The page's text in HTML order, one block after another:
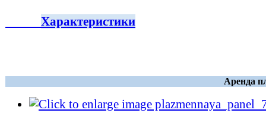
Характеристики
Аренда